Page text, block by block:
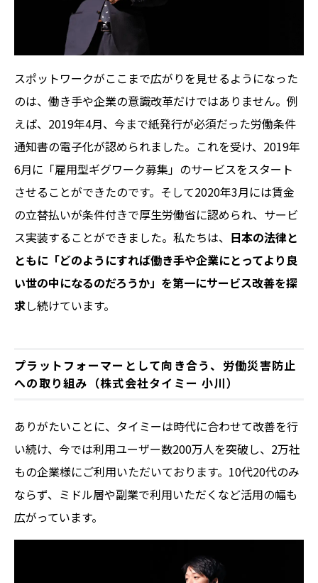
スポットワークがここまで広がりを見せるようになった
のは、働き手や企業の意識改革だけではありません。例
えば、2019年4月、今まで紙発行が必須だった労働条件
通知書の電子化が認められました。これを受け、2019年
6月に「雇用型ギグワーク募集」のサービスをスタート
させることができたのです。そして2020年3月には賃金
の立替払いが条件付きで厚生労働省に認められ、サービ
ス実装することができました。私たちは、 日本の法律と
ともに「どのようにすれば働き手や企業にとってより良
い世の中になるのだろうか」を第一にサービス改善を探
求し続けています。
プラットフォーマーとして向き合う、労働災害防止
への取り組み（株式会社タイミー 小川）
ありがたいことに、タイミーは時代に合わせて改善を行
い続け、今では利用ユーザー数200万人を突破し、2万社
もの企業様にご利用いただいております。10代20代のみ
ならず、ミドル層や副業で利用いただくなど活用の幅も
広がっています。